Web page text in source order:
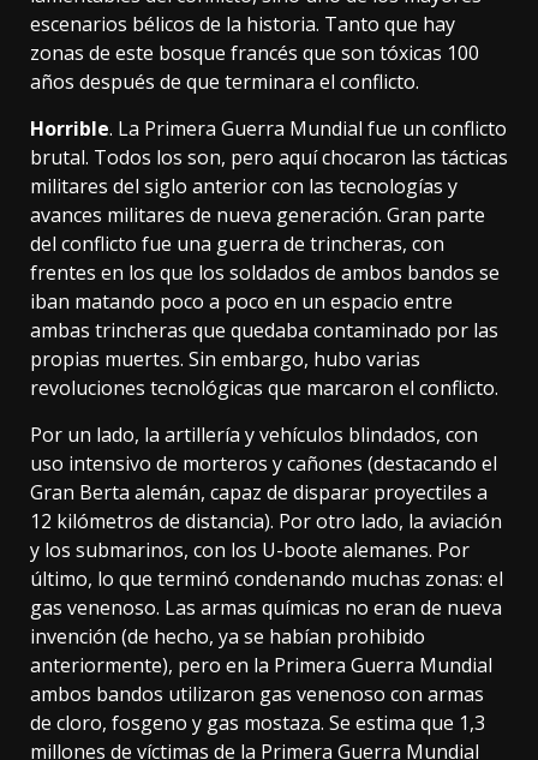
escenarios bélicos de la historia. Tanto que hay
zonas de este bosque francés que son tóxicas 100
años después de que terminara el conflicto.
Horrible. La Primera Guerra Mundial fue un conflicto
brutal. Todos los son, pero aquí chocaron las tácticas
militares del siglo anterior con las tecnologías y
avances militares de nueva generación. Gran parte
del conflicto fue una guerra de trincheras, con
frentes en los que los soldados de ambos bandos se
iban matando poco a poco en un espacio entre
ambas trincheras que quedaba contaminado por las
propias muertes. Sin embargo, hubo varias
revoluciones tecnológicas que marcaron el conflicto.
Por un lado, la artillería y vehículos blindados, con
uso intensivo de morteros y cañones (destacando el
Gran Berta alemán, capaz de disparar proyectiles a
12 kilómetros de distancia). Por otro lado, la aviación
y los submarinos, con los U-boote alemanes. Por
último, lo que terminó condenando muchas zonas: el
gas venenoso. Las armas químicas no eran de nueva
invención (de hecho, ya se habían prohibido
anteriormente), pero en la Primera Guerra Mundial
ambos bandos utilizaron gas venenoso con armas
de cloro, fosgeno y gas mostaza. Se estima que 1,3
millones de víctimas de la Primera Guerra Mundial